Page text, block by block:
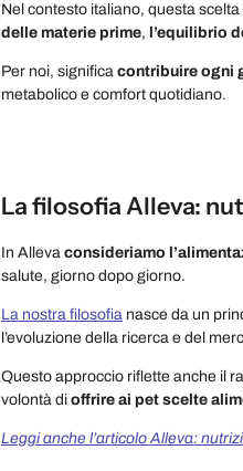
Nel contesto italiano, questa
delle materie prime, l’equilibrio
Per noi, significa contribuire ogni
metabolico e comfort quotidiano.
La filosofia Alleva:
In Alleva consideriamo
salute, giorno dopo giorno.
La nostra filosofia nasce da un
l’evoluzione della ricerca e del
Questo approccio riflette anche il
volontà di offrire ai pet scelte
Leggi anche l’articolo Alleva: